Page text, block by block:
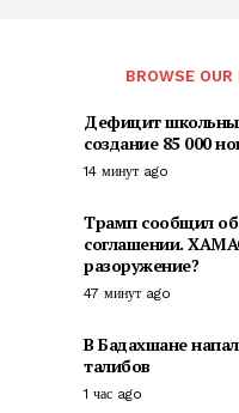
BROWSE
Дефицит
создание 85 000
14 минут ago
Трамп сообщил
соглашении.
разоружение?
47 минут ago
В Бадахшане
талибов
1 час ago